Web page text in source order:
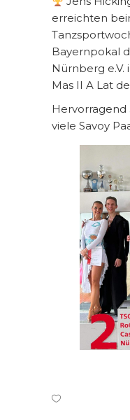
erreichten
Bayernpokal
Nürnberg e.V.
Mas II A Lat
viele Savoy